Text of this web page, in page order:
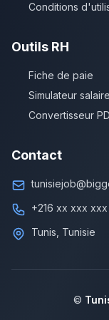
Conditions
Outils RH
Fiche de paie
Simulateur salaire
Convertisseur
Contact
+216 xx xxx xxx
Tunis, Tunisie
©